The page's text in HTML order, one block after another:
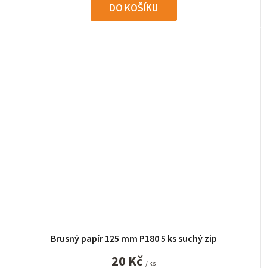
DO KOŠÍKU
Brusný papír 125 mm P180 5 ks suchý zip
20 Kč / ks